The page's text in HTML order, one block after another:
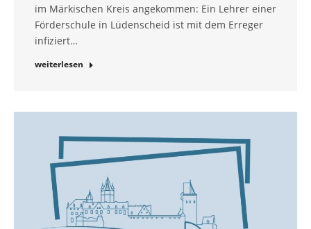
im Märkischen Kreis angekommen: Ein Lehrer einer
Förderschule in Lüdenscheid ist mit dem Erreger
infiziert…
weiterlesen